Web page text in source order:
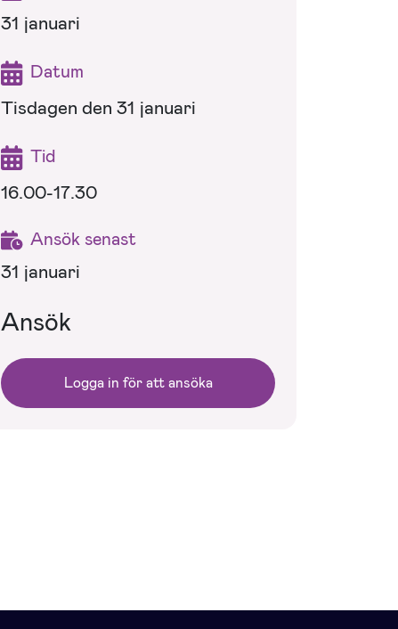
31 januari
Datum
Tisdagen den 31 januari
Tid
16.00-17.30
Ansök senast
31 januari
Ansök
Logga in för att ansöka